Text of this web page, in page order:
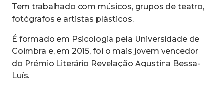
Tem trabalhado com músicos, grupos de teatro,
fotógrafos e artistas plásticos.
É formado em Psicologia pela Universidade de
Coimbra e, em 2015, foi o mais jovem vencedor
do Prémio Literário Revelação Agustina Bessa-
Luís.